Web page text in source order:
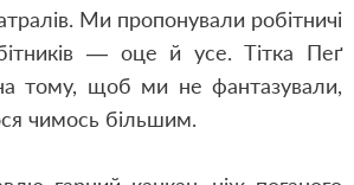
Ми пропонували робітничі
— оце й усе. Тітка Пеґ
тому, щоб ми не фантазували,
чимось більшим.